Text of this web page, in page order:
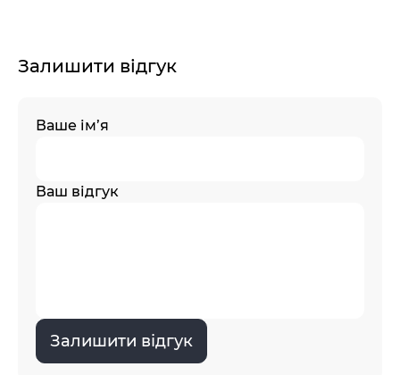
Залишити відгук
Ваше ім’я
Ваш відгук
Залишити відгук